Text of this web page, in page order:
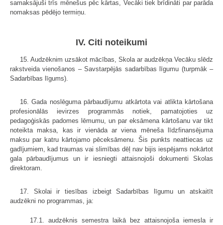
samaksājuši trīs mēnešus pēc kārtas, Vecāki tiek brīdināti par parāda
nomaksas pēdējo termiņu.
IV. Citi noteikumi
15. Audzēknim uzsākot mācības, Skola ar audzēkņa Vecāku slēdz
rakstveida vienošanos – Savstarpējās sadarbības līgumu (turpmāk –
Sadarbības līgums).
16. Gada noslēguma pārbaudījumu atkārtota vai atlikta kārtošana
profesionālās ievirzes programmās notiek, pamatojoties uz
pedagoģiskās padomes lēmumu, un par eksāmena kārtošanu var tikt
noteikta maksa, kas ir vienāda ar viena mēneša līdzfinansējuma
maksu par katru kārtojamo pēceksāmenu. Šis punkts neattiecas uz
gadījumiem, kad traumas vai slimības dēļ nav bijis iespējams nokārtot
gala pārbaudījumus un ir iesniegti attaisnojoši dokumenti Skolas
direktoram.
17. Skolai ir tiesības izbeigt Sadarbības līgumu un atskaitīt
audzēkni no programmas, ja:
17.1. audzēknis semestra laikā bez attaisnojoša iemesla ir